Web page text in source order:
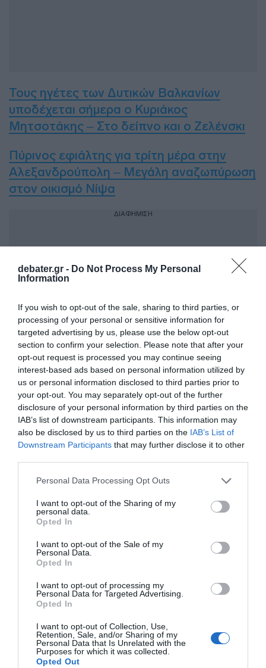
debater.gr - Do Not Process My Personal
Information
If you wish to opt-out of the sale, sharing to third parties, or
processing of your personal or sensitive information for
targeted advertising by us, please use the below opt-out
section to confirm your selection. Please note that after your
opt-out request is processed you may continue seeing
interest-based ads based on personal information utilized by
us or personal information disclosed to third parties prior to
your opt-out. You may separately opt-out of the further
disclosure of your personal information by third parties on the
IAB’s list of downstream participants. This information may
also be disclosed by us to third parties on the IAB’s List of
Downstream Participants that may further disclose it to other
Please note that this website/app uses one or more Google
not limited to your visit or usage behaviour. You may click to
grant or deny consent to Google and its third-party tags to
use your data for below specified purposes in below Google
consent section.
Personal Data Processing Opt Outs
I want to opt-out of the Sharing of my
personal data.
Opted In
I want to opt-out of the Sale of my
Personal Data.
Opted In
I want to opt-out of processing my
Personal Data for Targeted Advertising.
Opted In
I want to opt-out of Collection, Use,
Retention, Sale, and/or Sharing of my
Personal Data that Is Unrelated with the
Purposes for which it was collected.
Opted Out
Τους ηγέτες των Δυτικών Βαλκανίων
υποδέχεται σήμερα ο Κυριάκος
Μητσοτάκης – Στο δείπνο και ο Ζελένσκι
Πύρινος εφιάλτης για τρίτη μέρα στην
Αλεξανδρούπολη – Μεγάλη αναζωπύρωση
στον οικισμό Νίψα
ΔΙΑΦΗΜΙΣΗ
Προσθήκη ως προτεινόμενη
πηγή στην Google
Ακολούθησε το debater.gr στοGoogle News
και μάθετε πρώτοι όλες τις ειδήσεις
ΑΠΑΓΟΡΕΥΣΗ ΚΥΚΛΟΦΟΡΙΑΣ
ΚΙΝΔΥΝΟΣ ΠΥΡΚΑΓΙΑΣ
ΦΩΤΙΑ